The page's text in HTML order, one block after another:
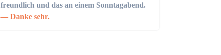
freundlich und das an einem Sonntagabend.
Danke sehr.